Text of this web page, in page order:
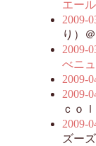
エール
2009-
り）＠
2009-
べニ
2009-
2009-
ｃｏ
2009-
ズーズ